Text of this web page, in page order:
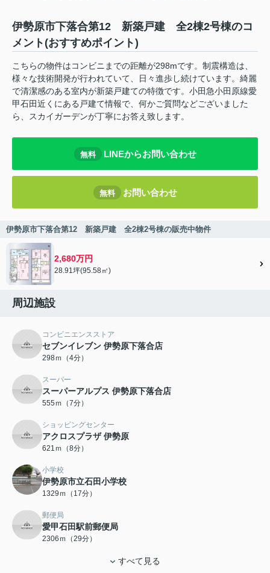
伊勢原市下落合第12 新築戸建 全2棟2号棟のコ
メント(おすすめポイント)
こちらの物件はコンビニまでの距離が298mです。制震構造は、
様々な技術開発が行われていて、日々進歩し続けています。綺麗
で清潔感のある室内が新築戸建ての特徴です。小田急小田原線愛
甲石田近くにある戸建て情報で、何かご質問などございました
ら、スカイガーデンが丁寧にお答え致します。
無料 LINEからお問い合わせ
無料 お問い合わせ
伊勢原市下落合第12 新築戸建 全2棟2号棟の販売中物件
2,680万円
28.91坪(95.58㎡)
周辺施設
コンビニエンスストア
セブンイレブン 伊勢原下落合店
298ｍ（4分）
スーパー
スーパーアルプス 伊勢原下落合店
555ｍ（7分）
ショッピングセンター
アクロスプラザ 伊勢原
621ｍ（8分）
小学校
伊勢原市立石田小学校
1329ｍ（17分）
郵便局
愛甲石田駅前郵便局
2306ｍ（29分）
すべて見る